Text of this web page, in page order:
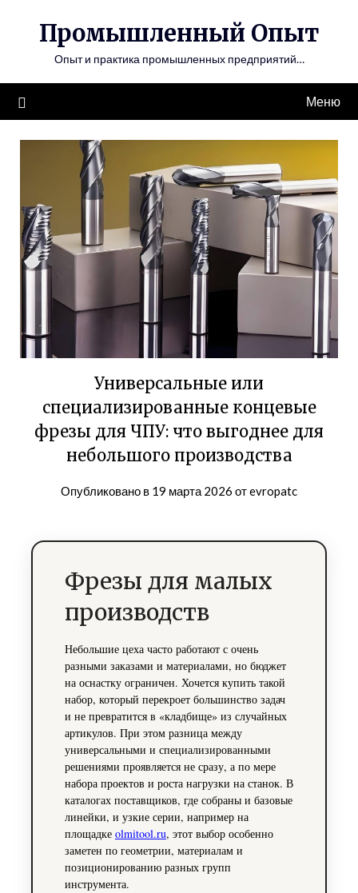
содержимому
Промышленный Опыт
Опыт и практика промышленных предприятий…
Меню
Универсальные или
специализированные концевые
фрезы для ЧПУ: что выгоднее для
небольшого производства
Опубликовано в 19 марта 2026 отevropatc
Фрезы для малых
производств
Небольшие цеха часто работают с очень
разными заказами и материалами, но бюджет
на оснастку ограничен. Хочется купить такой
набор, который перекроет большинство задач
и не превратится в «кладбище» из случайных
артикулов. При этом разница между
универсальными и специализированными
решениями проявляется не сразу, а по мере
набора проектов и роста нагрузки на станок. В
каталогах поставщиков, где собраны и базовые
линейки, и узкие серии, например на
площадке olmitool.ru, этот выбор особенно
заметен по геометрии, материалам и
позиционированию разных групп
инструмента.